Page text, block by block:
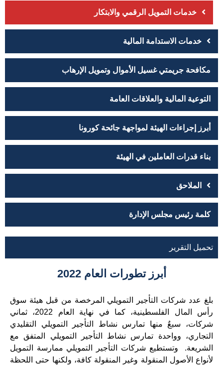
خدمات التمويل الرقمي والابتكار
خدمات الاستدامة المالية
مكافحة جريمتي غسيل الأموال وتمويل الإرهاب
التوعية المالية والعلاقات العامة
أبرز إجراءات الهيئة لمواجهة جائحة كورونا
بناء قدرات العاملين في الهيئة
الملاحق
كلمة رئيس مجلس الإدارة
تحميل التقرير
أبرز تطورات العام 2022
بلغ عدد شركات التأجير التمويلي المرخصة من قبل هيئة سوق
رأس المال الفلسطينية، كما في نهاية العام 2022، ثماني
شركات، سبعٌ منها تمارس نشاط التأجير التمويلي التقليدي
التجاري، وواحدة تمارس نشاط التأجير التمويلي المتفق مع
الشريعة. وتستطيع شركات التأجير التمويلي ممارسة التمويل
لأنواع الأصول المنقولة وغير المنقولة كافة، ولكنها حتى اللحظة